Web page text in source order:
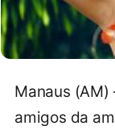
Manaus (AM)
amigos da